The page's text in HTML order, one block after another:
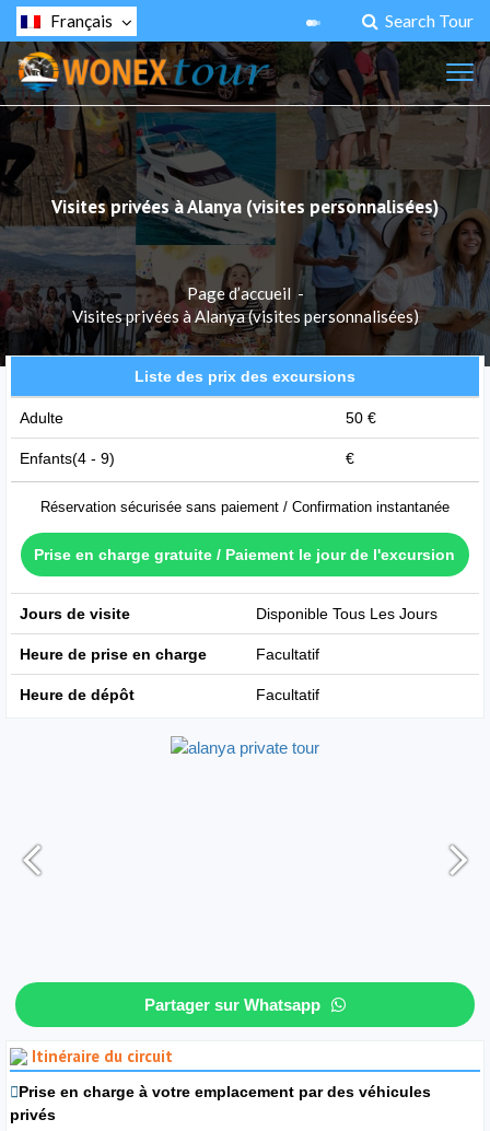
Search Tour
Français
Visites privées à Alanya (visites personnalisées)
Page d’accueil -
Visites privées à Alanya (visites personnalisées)
Liste des prix des excursions
Adulte 50 €
Enfants(4 - 9) €
Réservation sécurisée sans paiement / Confirmation instantanée
Prise en charge gratuite / Paiement le jour de l'excursion
Jours de visite Disponible Tous Les Jours
Heure de prise en charge Facultatif
Heure de dépôt Facultatif
Partager sur Whatsapp
Itinéraire du circuit
Prise en charge à votre emplacement par des véhicules
privés